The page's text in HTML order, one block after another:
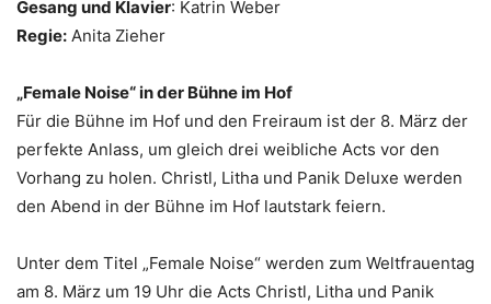
Gesang und Klavier: Katrin Weber
Regie: Anita Zieher
„Female Noise“ in der Bühne im Hof
Für die Bühne im Hof und den Freiraum ist der 8. März der
perfekte Anlass, um gleich drei weibliche Acts vor den
Vorhang zu holen. Christl, Litha und Panik Deluxe werden
den Abend in der Bühne im Hof lautstark feiern.
Unter dem Titel „Female Noise“ werden zum Weltfrauentag
am 8. März um 19 Uhr die Acts Christl, Litha und Panik